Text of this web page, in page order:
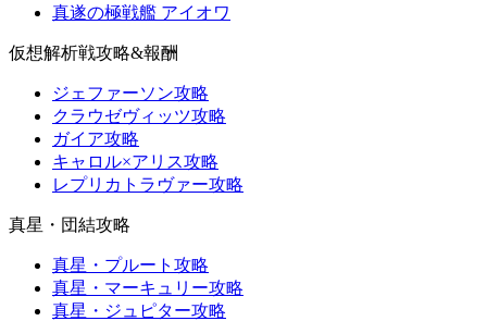
真遂の極戦艦 アイオワ
仮想解析戦攻略&報酬
ジェファーソン攻略
クラウゼヴィッツ攻略
ガイア攻略
キャロル×アリス攻略
レプリカトラヴァー攻略
真星・団結攻略
真星・プルート攻略
真星・マーキュリー攻略
真星・ジュピター攻略